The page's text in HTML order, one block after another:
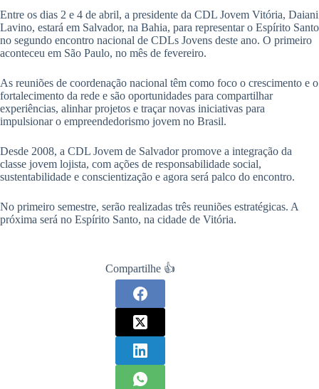
Entre os dias 2 e 4 de abril, a presidente da CDL Jovem Vitória, Daiani
Lavino, estará em Salvador, na Bahia, para representar o Espírito Santo
no segundo encontro nacional de CDLs Jovens deste ano. O primeiro
aconteceu em São Paulo, no mês de fevereiro.
As reuniões de coordenação nacional têm como foco o crescimento e o
fortalecimento da rede e são oportunidades para compartilhar
experiências, alinhar projetos e traçar novas iniciativas para
impulsionar o empreendedorismo jovem no Brasil.
Desde 2008, a CDL Jovem de Salvador promove a integração da
classe jovem lojista, com ações de responsabilidade social,
sustentabilidade e conscientização e agora será palco do encontro.
No primeiro semestre, serão realizadas três reuniões estratégicas. A
próxima será no Espírito Santo, na cidade de Vitória.
Compartilhe 👍